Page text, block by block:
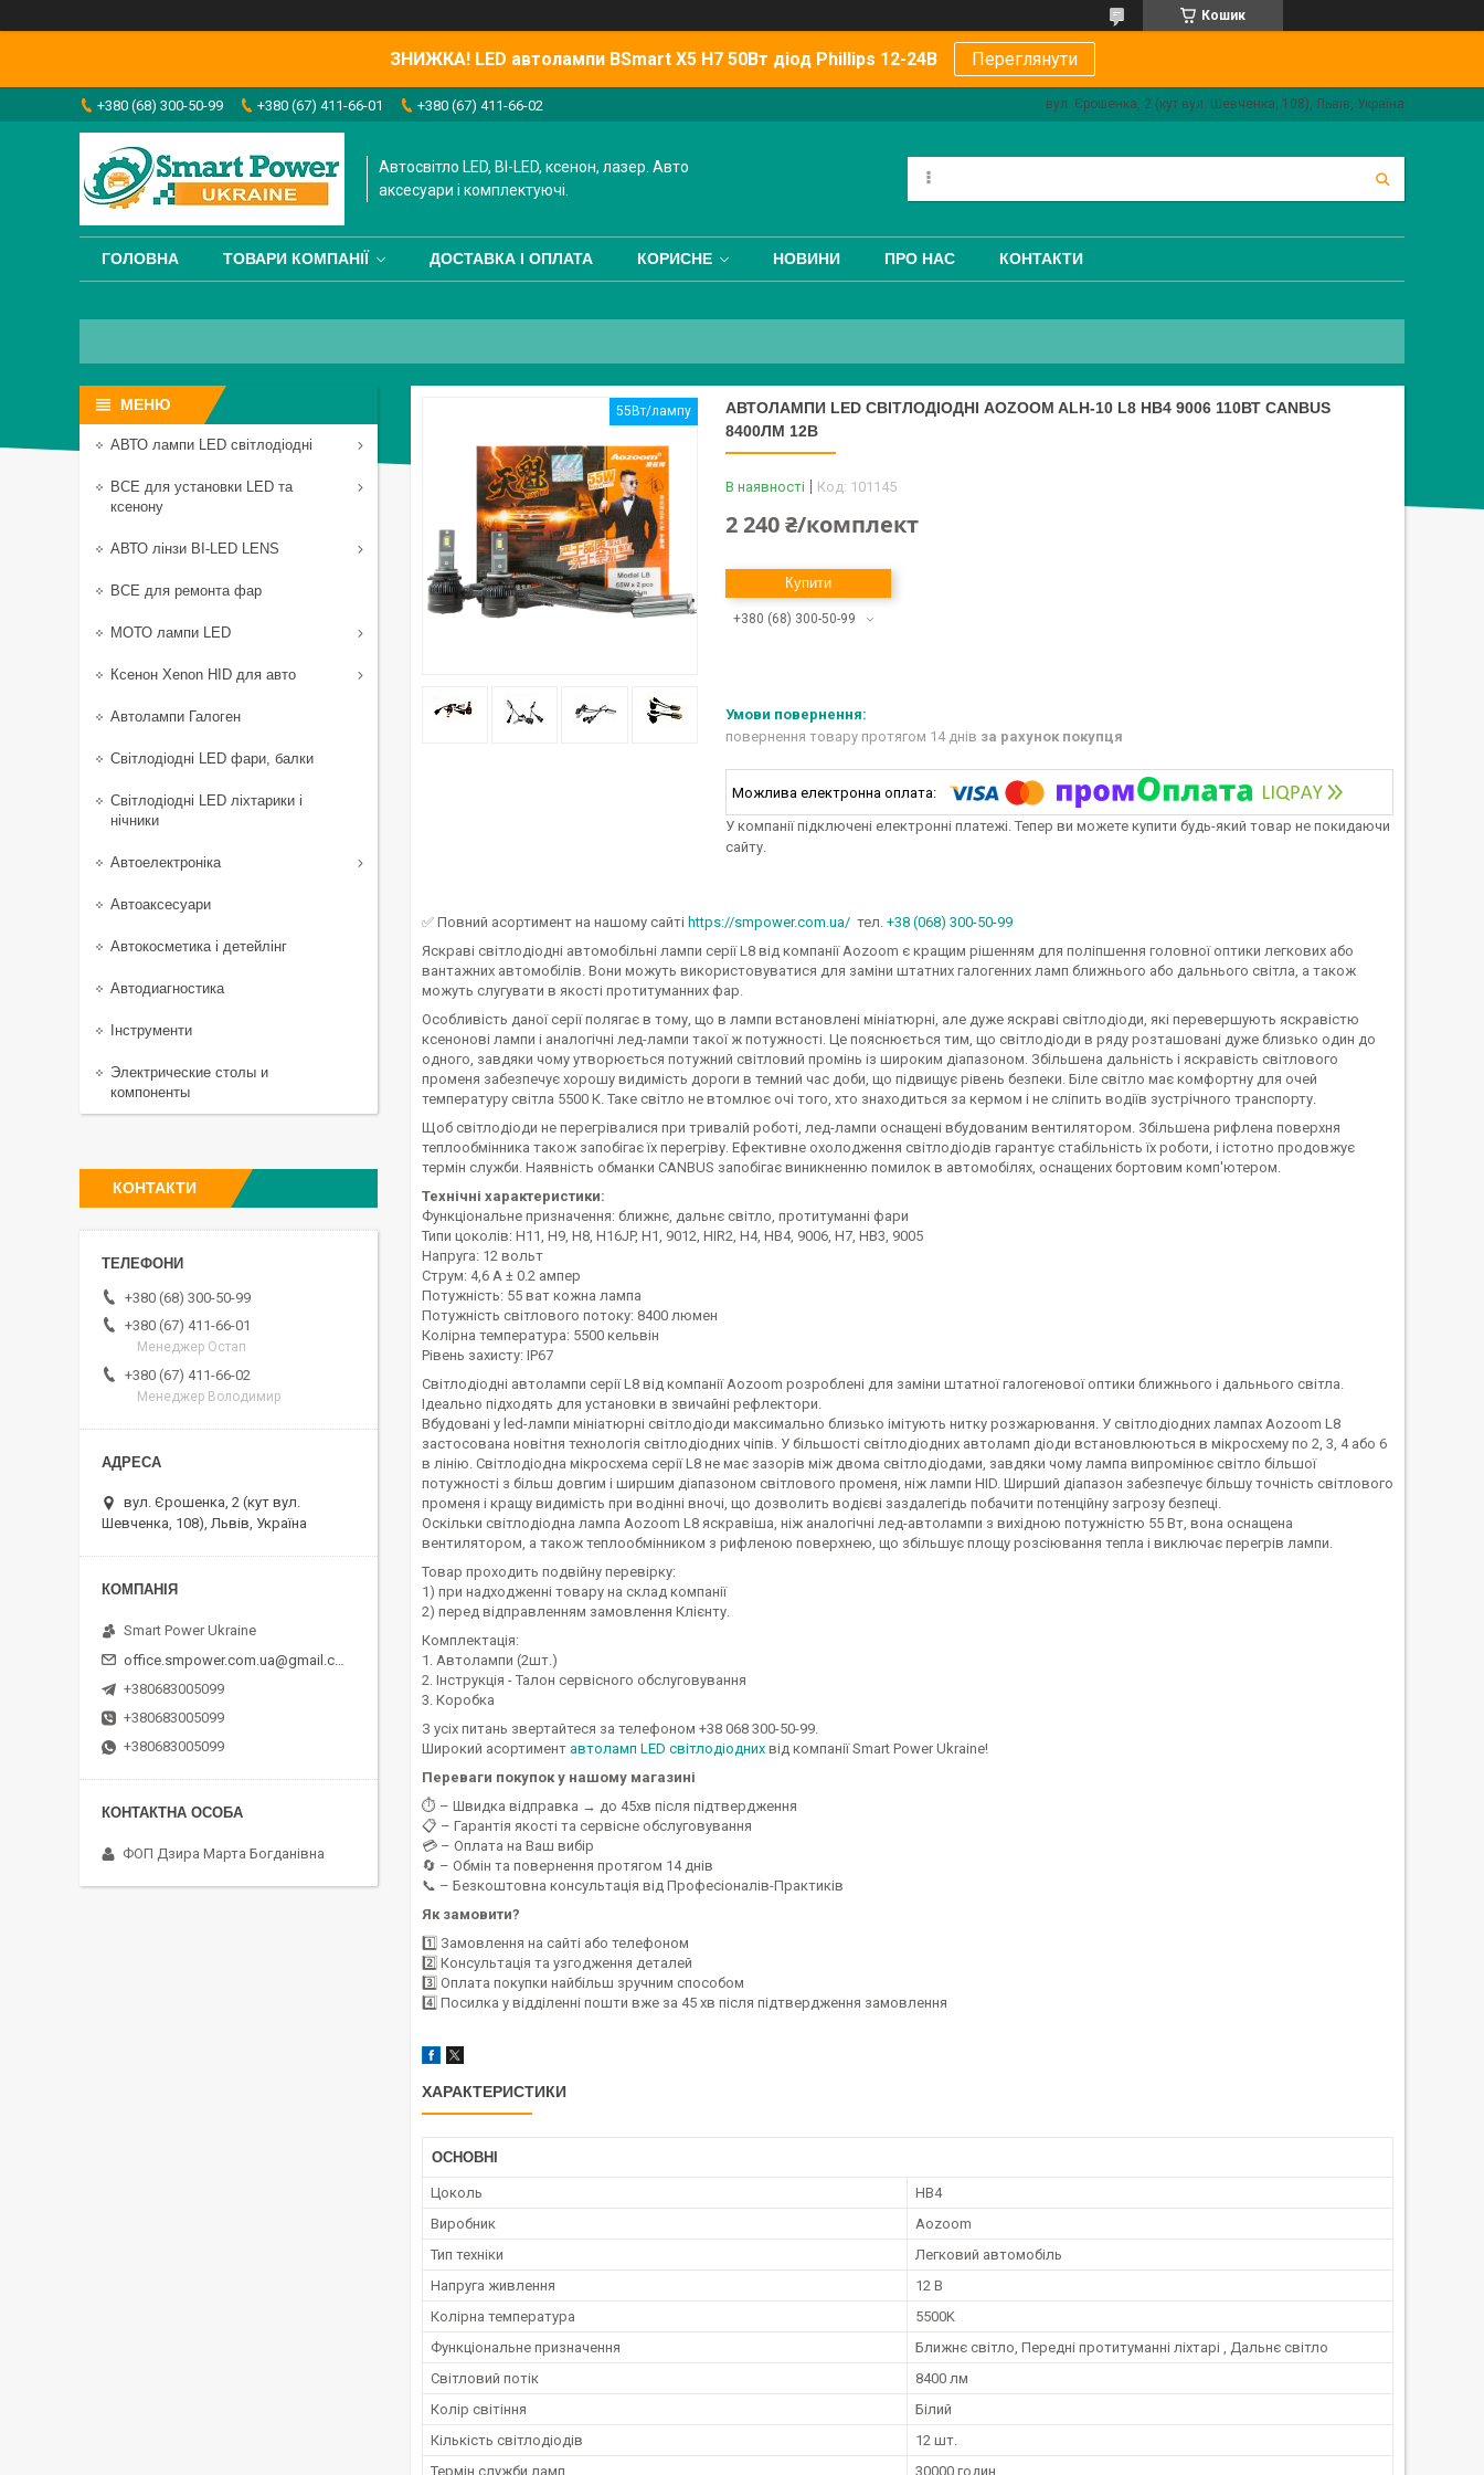
Кошик
ЗНИЖКА! LED автолампи BSmart X5 H7 50Вт діод Phillips 12-24В Переглянути
+380 (68) 300-50-99 +380 (67) 411-66-01 +380 (67) 411-66-02 вул. Єрошенка, 2 (кут вул. Шевченка, 108), Львів, Україна
Автосвітло LED, BI-LED, ксенон, лазер. Авто
аксесуари і комплектуючі.
ГОЛОВНА ТОВАРИ КОМПАНІЇ ДОСТАВКА І ОПЛАТА КОРИСНЕ НОВИНИ ПРО НАС КОНТАКТИ
55Вт/лампу
АВТОЛАМПИ LED СВІТЛОДІОДНІ AOZOOM ALH-10 L8 HB4 9006 110ВТ CANBUS
8400ЛМ 12В
В наявності Код: 101145
2 240 ₴/комплект
Купити
+380 (68) 300-50-99
повернення товару протягом 14 днів за рахунок покупця
У компанії підключені електронні платежі. Тепер ви можете купити будь-який товар не покидаючи
сайту.
✅ Повний асортимент на нашому сайті https://smpower.com.ua/ тел. +38 (068) 300-50-99
Яскраві світлодіодні автомобільні лампи серії L8 від компанії Aozoom є кращим рішенням для поліпшення головної оптики легкових або
вантажних автомобілів. Вони можуть використовуватися для заміни штатних галогенних ламп ближнього або дальнього світла, а також
можуть слугувати в якості протитуманних фар.
Особливість даної серії полягає в тому, що в лампи встановлені мініатюрні, але дуже яскраві світлодіоди, які перевершують яскравістю
ксенонові лампи і аналогічні лед-лампи такої ж потужності. Це пояснюється тим, що світлодіоди в ряду розташовані дуже близько один до
одного, завдяки чому утворюється потужний світловий промінь із широким діапазоном. Збільшена дальність і яскравість світлового
променя забезпечує хорошу видимість дороги в темний час доби, що підвищує рівень безпеки. Біле світло має комфортну для очей
температуру світла 5500 К. Таке світло не втомлює очі того, хто знаходиться за кермом і не сліпить водіїв зустрічного транспорту.
Щоб світлодіоди не перегрівалися при тривалій роботі, лед-лампи оснащені вбудованим вентилятором. Збільшена рифлена поверхня
теплообмінника також запобігає їх перегріву. Ефективне охолодження світлодіодів гарантує стабільність їх роботи, і істотно продовжує
термін служби. Наявність обманки CANBUS запобігає виникненню помилок в автомобілях, оснащених бортовим комп'ютером.
Технічні характеристики:
Функціональне призначення: ближнє, дальнє світло, протитуманні фари
Типи цоколів: H11, H9, H8, H16JP, Н1, 9012, HIR2, H4, HB4, 9006, H7, HB3, 9005
Напруга: 12 вольт
Струм: 4,6 А ± 0.2 ампер
Потужність: 55 ват кожна лампа
Потужність світлового потоку: 8400 люмен
Колірна температура: 5500 кельвін
Рівень захисту: IP67
Світлодіодні автолампи серії L8 від компанії Aozoom розроблені для заміни штатної галогенової оптики ближнього і дальнього світла.
Ідеально підходять для установки в звичайні рефлектори.
Вбудовані у led-лампи мініатюрні світлодіоди максимально близько імітують нитку розжарювання. У світлодіодних лампах Aozoom L8
застосована новітня технологія світлодіодних чіпів. У більшості світлодіодних автоламп діоди встановлюються в мікросхему по 2, 3, 4 або 6
в лінію. Світлодіодна мікросхема серії L8 не має зазорів між двома світлодіодами, завдяки чому лампа випромінює світло більшої
потужності з більш довгим і ширшим діапазоном світлового променя, ніж лампи HID. Ширший діапазон забезпечує більшу точність світлового
променя і кращу видимість при водінні вночі, що дозволить водієві заздалегідь побачити потенційну загрозу безпеці.
Оскільки світлодіодна лампа Aozoom L8 яскравіша, ніж аналогічні лед-автолампи з вихідною потужністю 55 Вт, вона оснащена
вентилятором, а також теплообмінником з рифленою поверхнею, що збільшує площу розсіювання тепла і виключає перегрів лампи.
Товар проходить подвійну перевірку:
1) при надходженні товару на склад компанії
2) перед відправленням замовлення Клієнту.
Комплектація:
1. Автолампи (2шт.)
2. Інструкція - Талон сервісного обслуговування
3. Коробка
З усіх питань звертайтеся за телефоном +38 068 300-50-99.
Широкий асортимент автоламп LED світлодіодних від компанії Smart Power Ukraine!
Переваги покупок у нашому магазині
⏱️ – Швидка відправка → до 45хв після підтвердження
📋 – Гарантія якості та сервісне обслуговування
💳 – Оплата на Ваш вибір
🔄 – Обмін та повернення протягом 14 днів
📞 – Безкоштовна консультація від Професіоналів-Практиків
Як замовити?
1️⃣ Замовлення на сайті або телефоном
2️⃣ Консультація та узгодження деталей
3️⃣ Оплата покупки найбільш зручним способом
4️⃣ Посилка у відділенні пошти вже за 45 хв після підтвердження замовлення
ХАРАКТЕРИСТИКИ
ОСНОВНІ
Цоколь
HB4
Виробник
Aozoom
Тип техніки
Легковий автомобіль
Напруга живлення
12 В
Колірна температура
5500K
Функціональне призначення
Ближнє світло, Передні протитуманні ліхтарі , Дальнє світло
Світловий потік
8400 лм
Колір світіння
Білий
Кількість світлодіодів
12 шт.
Термін служби ламп
30000 годин
АВТО лампи LED світлодіодні
ВСЕ для установки LED та
ксенону
АВТО лінзи BI-LED LENS
ВСЕ для ремонта фар
МОТО лампи LED
Ксенон Xenon HID для авто
Автолампи Галоген
Світлодіодні LED фари, балки
Світлодіодні LED ліхтарики і
нічники
Автоелектроніка
Автоаксесуари
Автокосметика і детейлінг
Автодиагностика
Інструменти
Электрические столы и
компоненты
КОНТАКТИ
+380 (68) 300-50-99
+380 (67) 411-66-01
Менеджер Остап
+380 (67) 411-66-02
Менеджер Володимир
вул. Єрошенка, 2 (кут вул.
Шевченка, 108), Львів, Україна
Smart Power Ukraine
+380683005099
+380683005099
+380683005099
ФОП Дзира Марта Богданівна